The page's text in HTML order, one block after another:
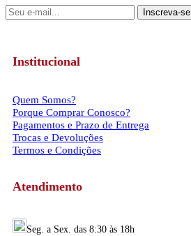
Inscreva-se
Institucional
Quem Somos?
Porque Comprar Conosco?
Pagamentos e Prazo de Entrega
Trocas e Devoluções
Termos e Condições
Atendimento
Seg. a Sex. das 8:30 às 18h